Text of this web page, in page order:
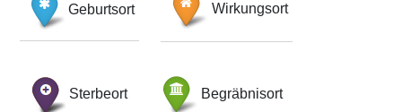
Geburtsort Wirkungsort
Sterbeort Begräbnisort